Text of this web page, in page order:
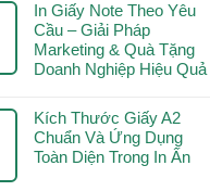
In Giấy Note Theo Yêu
Cầu – Giải Pháp
Marketing & Quà Tặng
Doanh Nghiệp Hiệu Quả
Kích Thước Giấy A2
Chuẩn Và Ứng Dụng
Toàn Diện Trong In Ấn